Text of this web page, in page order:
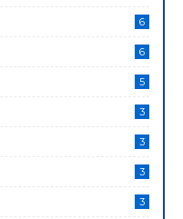
6
6
5
3
3
3
3